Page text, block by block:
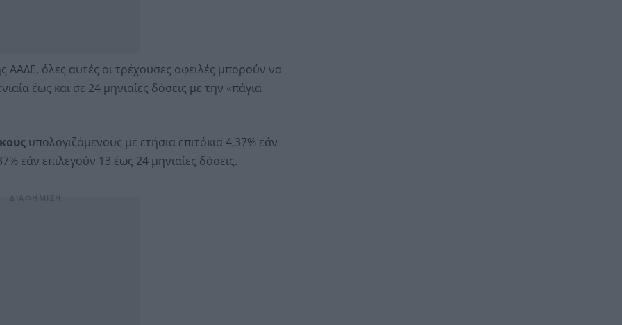
όλες αυτές οι τρέχουσες οφειλές μπορούν να
έως και σε 24 μηνιαίες δόσεις με την «πάγια
υπολογιζόμενους με ετήσια επιτόκια 4,37% εάν
εάν επιλεγούν 13 έως 24 μηνιαίες δόσεις.